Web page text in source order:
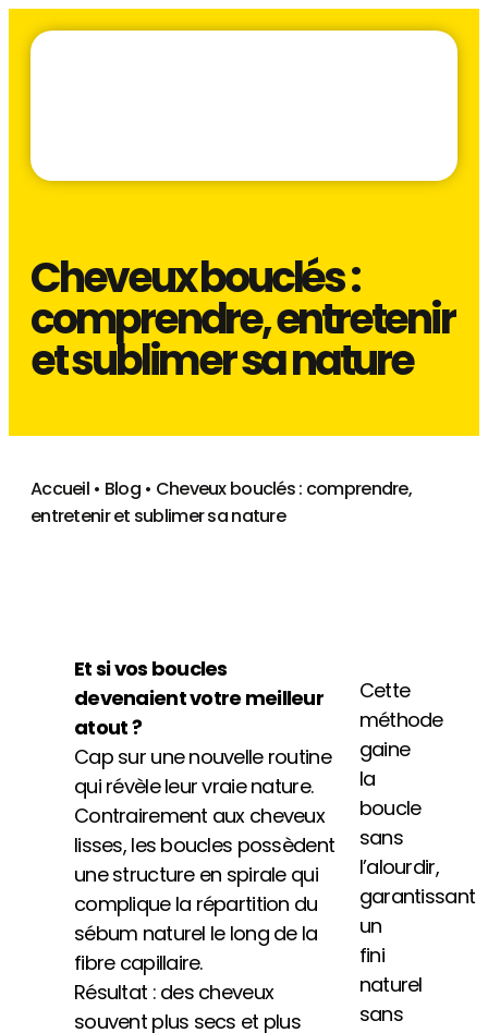
Cheveux bouclés :
comprendre, entretenir
et sublimer sa nature
Accueil• Blog• Cheveux bouclés : comprendre,
entretenir et sublimer sa nature
Et si vos boucles
devenaient votre meilleur
atout ?
Cap sur une nouvelle routine
qui révèle leur vraie nature.
Contrairement aux cheveux
lisses, les boucles possèdent
une structure en spirale qui
complique la répartition du
sébum naturel le long de la
fibre capillaire.
Résultat : des cheveux
souvent plus secs et plus
Cette
méthode
gaine
la
boucle
sans
l’alourdir,
garantissant
un
fini
naturel
sans